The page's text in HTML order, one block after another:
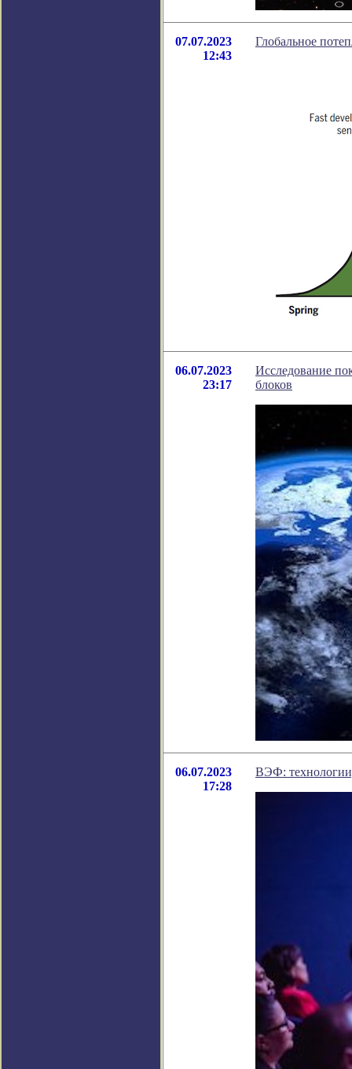
07.07.2023
12:43
Глобальное
06.07.2023
23:17
Исследование
блоков
06.07.2023
17:28
ВЭФ: